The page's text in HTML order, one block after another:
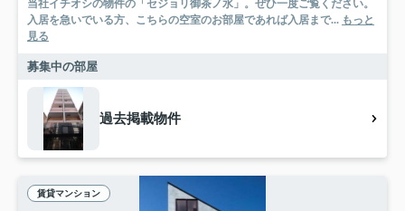
当社イチオシの物件の「セジョリ御茶ノ水」。ぜひ一度ご覧ください。
入居を急いでいる方、こちらの空室のお部屋であれば入居まで... もっと
見る
募集中の部屋
過去掲載物件
賃貸マンション